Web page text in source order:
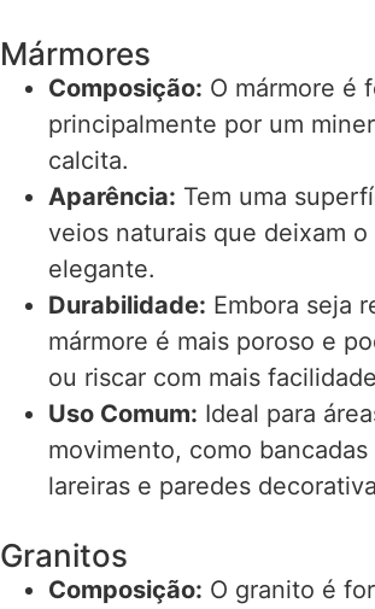
Mármores
Composição: O mármore é
principalmente por um
calcita.
Aparência: Tem uma
veios naturais que deixam o
elegante.
Durabilidade: Embora seja
mármore é mais poroso e
ou riscar com mais
Uso Comum: Ideal para
movimento, como
lareiras e paredes
Granitos
Composição: O granito é